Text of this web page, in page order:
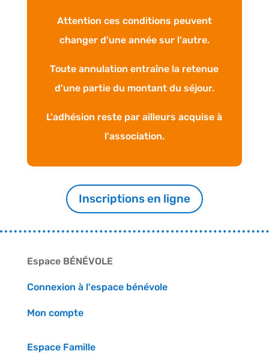
Attention ces conditions peuvent
changer d'une année sur l'autre.
Toute annulation entraîne la retenue
d'une partie du montant du séjour.
L'adhésion reste par ailleurs acquise à
l'association.
Inscriptions en ligne
Espace BÉNÉVOLE
Connexion à l'espace bénévole
Mon compte
Espace Famille